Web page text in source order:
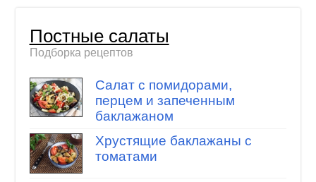
Постные салаты
Подборка рецептов
Салат с помидорами,
перцем и запеченным
баклажаном
Хрустящие баклажаны с
томатами